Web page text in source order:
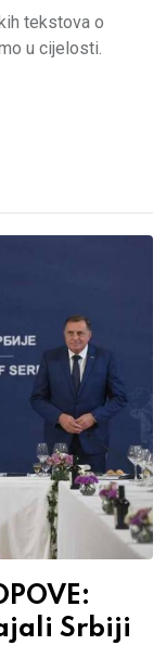
tekstova o
u cijelosti.
Srbiji